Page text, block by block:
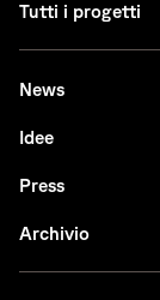
Tutti i progetti
News
Idee
Press
Archivio